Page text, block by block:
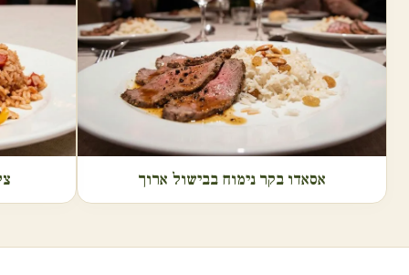
אסאדו בקר נימוח בבישול ארוך